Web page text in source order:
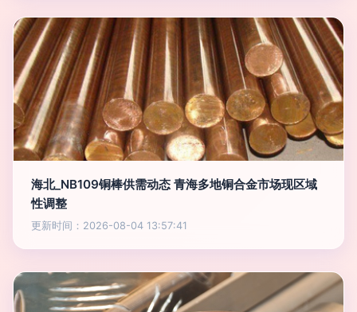
海北_NB109铜棒供需动态 青海多地铜合金市场现区域
性调整
更新时间：2026-08-04 13:57:41